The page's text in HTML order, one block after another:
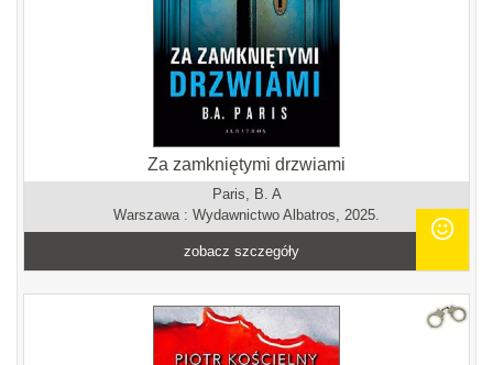
Za zamkniętymi drzwiami
Paris, B. A
Warszawa : Wydawnictwo Albatros, 2025.
zobacz szczegóły